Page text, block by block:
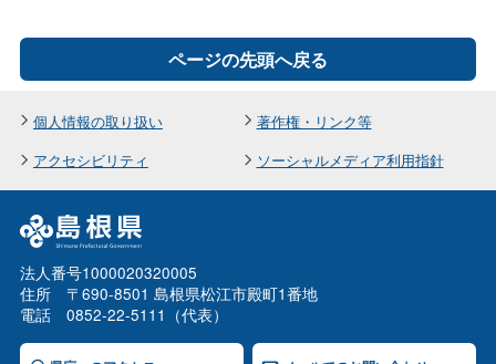
ページの先頭へ戻る
個人情報の取り扱い
著作権・リンク等
アクセシビリティ
ソーシャルメディア利用指針
法人番号1000020320005
住所 〒690-8501 島根県松江市殿町1番地
電話 0852-22-5111（代表）